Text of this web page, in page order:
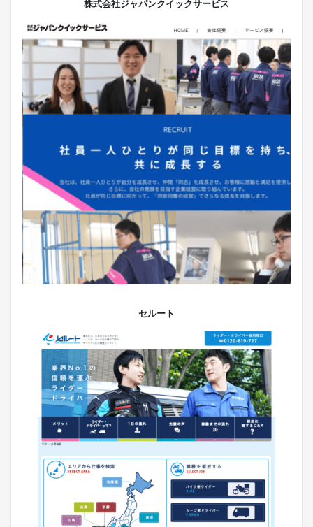
株式会社ジャパンクイックサービス
セルート